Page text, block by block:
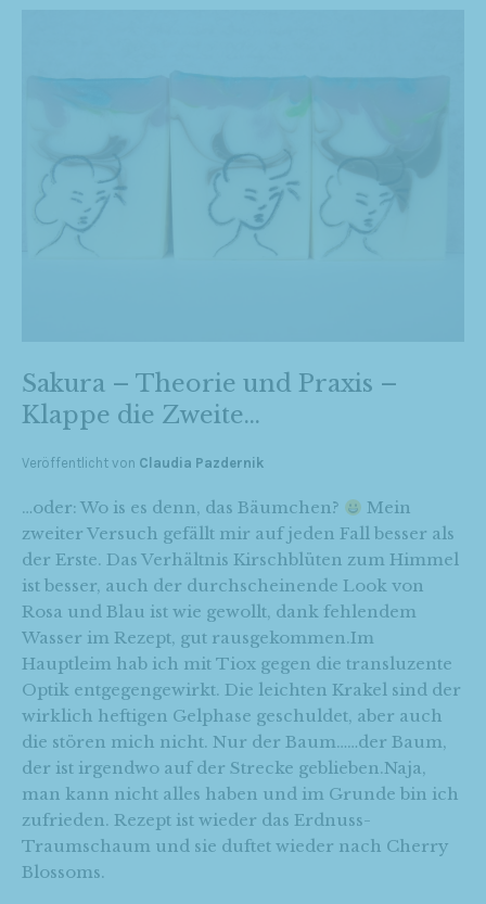
Sakura – Theorie und Praxis –
Klappe die Zweite…
Veröffentlicht von Claudia Pazdernik
…oder: Wo is es denn, das Bäumchen?
Mein
zweiter Versuch gefällt mir auf jeden Fall besser als
der Erste. Das Verhältnis Kirschblüten zum Himmel
ist besser, auch der durchscheinende Look von
Rosa und Blau ist wie gewollt, dank fehlendem
Wasser im Rezept, gut rausgekommen.Im
Hauptleim hab ich mit Tiox gegen die transluzente
Optik entgegengewirkt. Die leichten Krakel sind der
wirklich heftigen Gelphase geschuldet, aber auch
die stören mich nicht. Nur der Baum……der Baum,
der ist irgendwo auf der Strecke geblieben.Naja,
man kann nicht alles haben und im Grunde bin ich
zufrieden. Rezept ist wieder das Erdnuss-
Traumschaum und sie duftet wieder nach Cherry
Blossoms.